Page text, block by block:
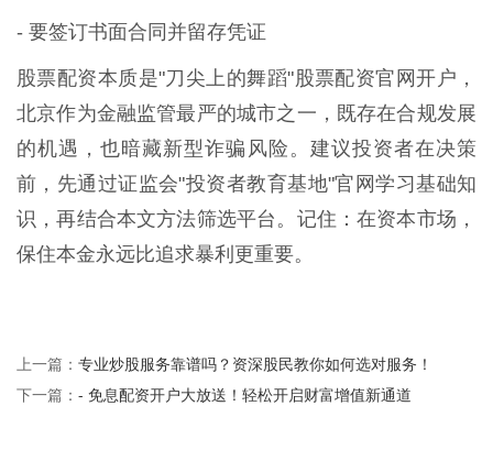
- 要签订书面合同并留存凭证
股票配资本质是"刀尖上的舞蹈"股票配资官网开户，
北京作为金融监管最严的城市之一，既存在合规发展
的机遇，也暗藏新型诈骗风险。建议投资者在决策
前，先通过证监会"投资者教育基地"官网学习基础知
识，再结合本文方法筛选平台。记住：在资本市场，
保住本金永远比追求暴利更重要。
上一篇： 专业炒股服务靠谱吗？资深股民教你如何选对服务！
下一篇： - 免息配资开户大放送！轻松开启财富增值新通道